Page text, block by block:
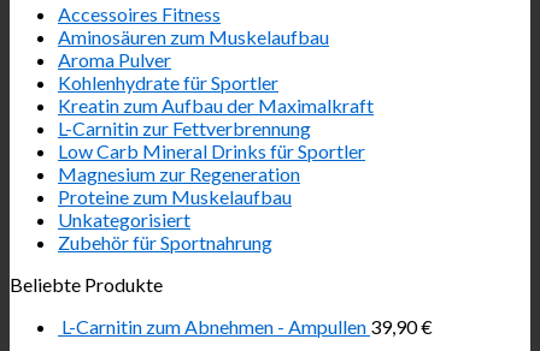
Accessoires Fitness
Aminosäuren zum Muskelaufbau
Aroma Pulver
Kohlenhydrate für Sportler
Kreatin zum Aufbau der Maximalkraft
L-Carnitin zur Fettverbrennung
Low Carb Mineral Drinks für Sportler
Magnesium zur Regeneration
Proteine zum Muskelaufbau
Unkategorisiert
Zubehör für Sportnahrung
Beliebte Produkte
L-Carnitin zum Abnehmen - Ampullen 39,90€